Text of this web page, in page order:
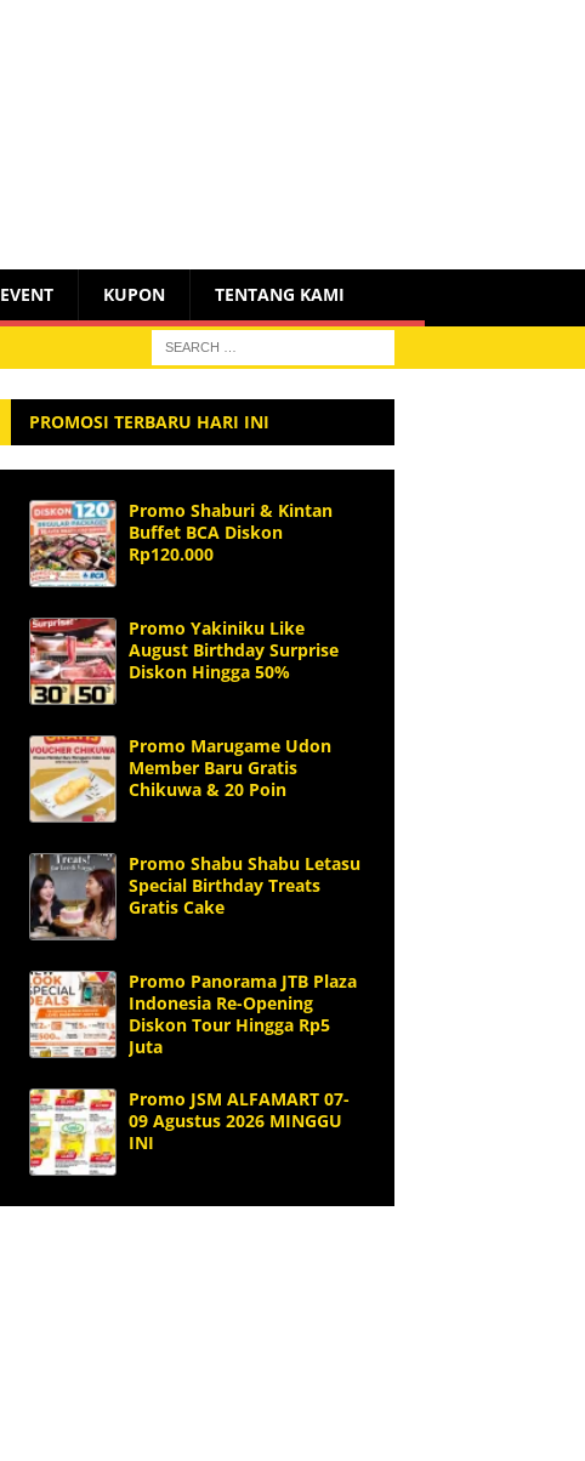
EVENT KUPON TENTANG KAMI
PROMOSI TERBARU HARI INI
Promo Shaburi & Kintan
Buffet BCA Diskon
Rp120.000
Promo Yakiniku Like
August Birthday Surprise
Diskon Hingga 50%
Promo Marugame Udon
Member Baru Gratis
Chikuwa & 20 Poin
Promo Shabu Shabu Letasu
Special Birthday Treats
Gratis Cake
Promo Panorama JTB Plaza
Indonesia Re-Opening
Diskon Tour Hingga Rp5
Juta
Promo JSM ALFAMART 07-
09 Agustus 2026 MINGGU
INI